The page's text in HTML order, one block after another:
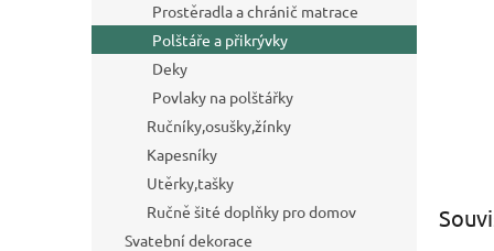
Prostěradla a chránič matrace
Polštáře a přikrývky
Deky
Povlaky na polštářky
Ručníky,osušky,žínky
Kapesníky
Utěrky,tašky
Ručně šité doplňky pro domov
Svatební dekorace